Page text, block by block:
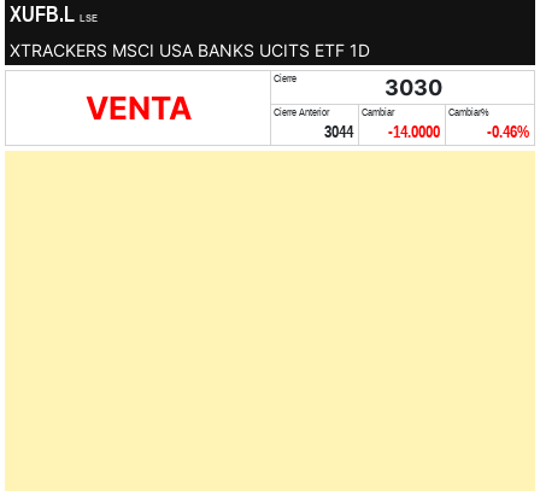
XUFB.L LSE
XTRACKERS MSCI USA BANKS UCITS ETF 1D
VENTA
Cierre 3030
Cierre Anterior
3044
Cambiar
-14.0000
Cambiar%
-0.46%